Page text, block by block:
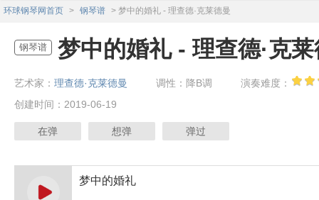
环球钢琴网首页 > 钢琴谱 > 梦中的婚礼 - 理查德·克莱德曼
钢琴谱 梦中的婚礼 - 理查德·克
艺术家： 理查德·克莱德曼 调性：降B调
演奏难度：
创建时间：2019-06-19
在弹 想弹 弹过
梦中的婚礼